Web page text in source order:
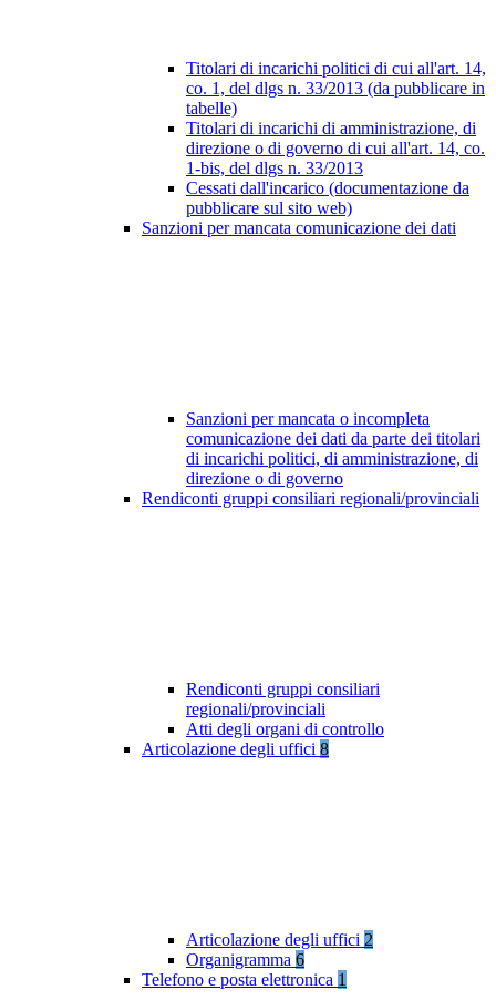
Titolari di incarichi politici di cui all'art. 14,
co. 1, del dlgs n. 33/2013 (da pubblicare in
tabelle)
Titolari di incarichi di amministrazione, di
direzione o di governo di cui all'art. 14, co.
1-bis, del dlgs n. 33/2013
Cessati dall'incarico (documentazione da
pubblicare sul sito web)
Sanzioni per mancata comunicazione dei dati
Sanzioni per mancata o incompleta
comunicazione dei dati da parte dei titolari
di incarichi politici, di amministrazione, di
direzione o di governo
Rendiconti gruppi consiliari regionali/provinciali
Rendiconti gruppi consiliari
regionali/provinciali
Atti degli organi di controllo
Articolazione degli uffici 8
Articolazione degli uffici 2
Organigramma 6
Telefono e posta elettronica 1